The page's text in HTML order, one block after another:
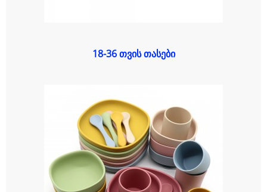
18-36 თვის თასები